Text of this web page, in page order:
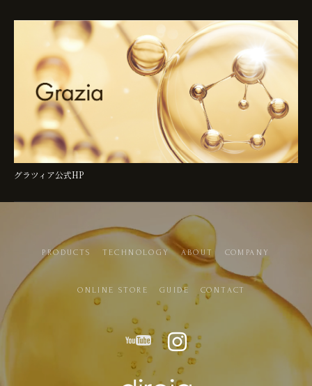
グラツィア公式HP
PRODUCTS TECHNOLOGY ABOUT COMPANY
ONLINE STORE GUIDE CONTACT